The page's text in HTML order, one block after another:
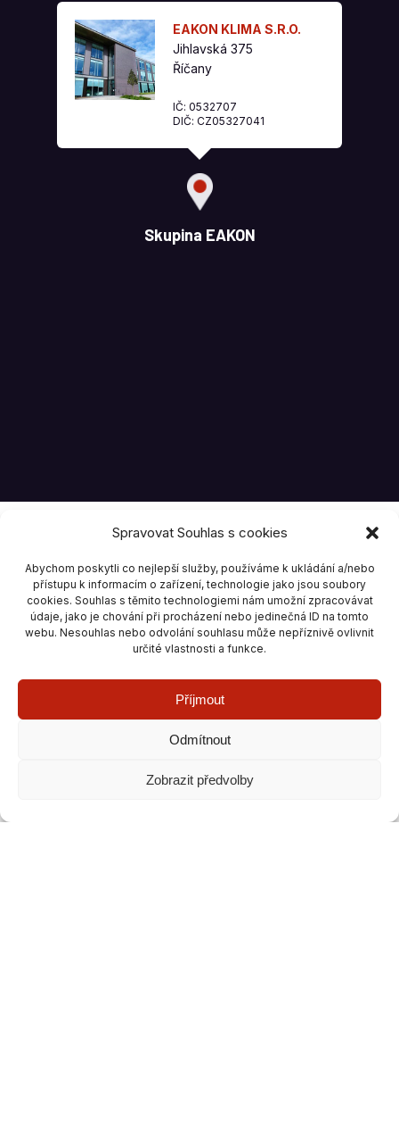
Spravovat Souhlas s cookies
Abychom poskytli co nejlepší služby, používáme k ukládání a/nebo
přístupu k informacím o zařízení, technologie jako jsou soubory
cookies. Souhlas s těmito technologiemi nám umožní zpracovávat
údaje, jako je chování při procházení nebo jedinečná ID na tomto
webu. Nesouhlas nebo odvolání souhlasu může nepříznivě ovlivnit
určité vlastnosti a funkce.
Příjmout
Odmítnout
Zobrazit předvolby
Skupina EAKON
EAKON KLIMA S.R.O.
Jihlavská 375
Říčany
IČ: 0532707
DIČ: CZ05327041